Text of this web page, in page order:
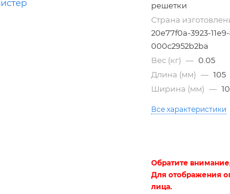
решетки
Страна
20e77f0a-3923-
000c2952b2ba
Вес (кг) — 0.05
Длина (мм) — 105
Ширина (мм) —
Все характеристики
Обратите
Для отображения
лица.